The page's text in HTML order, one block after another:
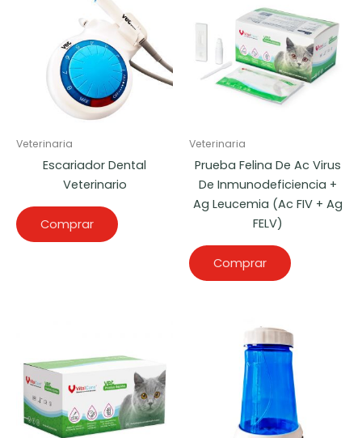
Veterinaria
Escariador Dental
Veterinario
Comprar
Veterinaria
Prueba Felina De Ac Virus
De Inmunodeficiencia +
Ag Leucemia (Ac FIV + Ag
FELV)
Comprar